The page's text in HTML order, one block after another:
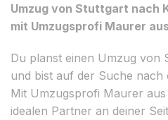
Umzug von Stuttgart nach
mit Umzugsprofi Maurer
Du planst einen Umzug von
und bist auf der Suche nach
Mit Umzugsprofi Maurer
idealen Partner an deiner